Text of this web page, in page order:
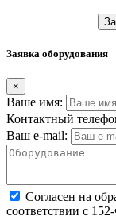
Заявка оборудования
×
Ваше имя:
Контактный
Ваш e-mail:
Cогласен на
соответствии с